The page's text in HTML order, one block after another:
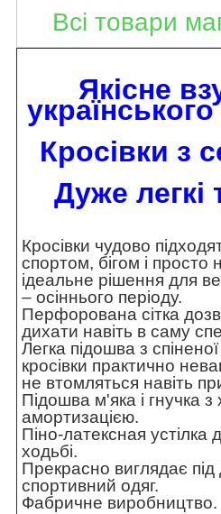
Всі товари
Якісне
Кросівки з
Дуже легкі
Кросівки чудово
спортом, бігом і
ідеальне рішення для
– осіннього періоду.
Перфорована сітка
дихати навіть в саму
Легка підошва з
кросівки практично
не втомляться навіть
Підошва м'яка і гнучка
амортизацією.
Піно-латексная
ходьбі.
Прекрасно виглядає
спортивний одяг.
Фабричне виробництво.